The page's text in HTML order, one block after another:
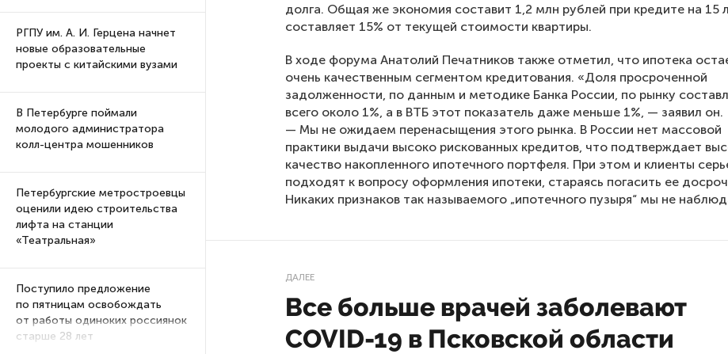
РГПУ им. А. И. Герцена начнет
новые образовательные
проекты с китайскими вузами
В Петербурге поймали
молодого администратора
колл-центра мошенников
Петербургские метростроевцы
оценили идею строительства
лифта на станции
«Театральная»
Поступило предложение
по пятницам освобождать
от работы одиноких россиянок
старше 28 лет
долга. Общая же экономия составит 1,2 млн рублей при кредите на 15
составляет 15% от текущей стоимости квартиры.
В ходе форума Анатолий Печатников также отметил, что ипотека
очень качественным сегментом кредитования. «Доля просроченной
задолженности, по данным и методике Банка России, по рынку
всего около 1%, а в ВТБ этот показатель даже меньше 1%, — заявил он.
— Мы не ожидаем перенасыщения этого рынка. В России нет массовой
практики выдачи высоко рискованных кредитов, что подтверждает
качество накопленного ипотечного портфеля. При этом и клиенты
подходят к вопросу оформления ипотеки, стараясь погасить ее
Никаких признаков так называемого „ипотечного пузыря“ мы не
ДАЛЕЕ
Все больше врачей заболевают
COVID-19 в Псковской области